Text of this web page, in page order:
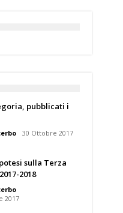
pubblicati i
30 Ottobre 2017
sulla Terza
2018
2017